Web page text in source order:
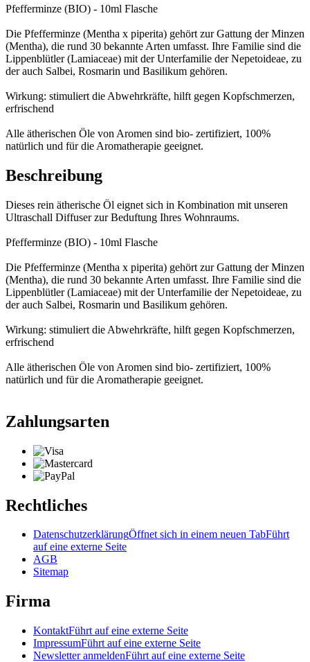
Pfefferminze (BIO) - 10ml Flasche
Die Pfefferminze (Mentha x piperita) gehört zur Gattung der Minzen
(Mentha), die rund 30 bekannte Arten umfasst. Ihre Familie sind die
Lippenblütler (Lamiaceae) mit der Unterfamilie der Nepetoideae, zu
der auch Salbei, Rosmarin und Basilikum gehören.
Wirkung: stimuliert die Abwehrkräfte, hilft gegen Kopfschmerzen,
erfrischend
Alle ätherischen Öle von Aromen sind bio- zertifiziert, 100%
natürlich und für die Aromatherapie geeignet.
Beschreibung
Dieses rein ätherische Öl eignet sich in Kombination mit unseren
Ultraschall Diffuser zur Beduftung Ihres Wohnraums.
Pfefferminze (BIO) - 10ml Flasche
Die Pfefferminze (Mentha x piperita) gehört zur Gattung der Minzen
(Mentha), die rund 30 bekannte Arten umfasst. Ihre Familie sind die
Lippenblütler (Lamiaceae) mit der Unterfamilie der Nepetoideae, zu
der auch Salbei, Rosmarin und Basilikum gehören.
Wirkung: stimuliert die Abwehrkräfte, hilft gegen Kopfschmerzen,
erfrischend
Alle ätherischen Öle von Aromen sind bio- zertifiziert, 100%
natürlich und für die Aromatherapie geeignet.
Zahlungsarten
Rechtliches
DatenschutzerklärungÖffnet sich in einem neuen TabFührt
auf eine externe Seite
AGB
Sitemap
Firma
KontaktFührt auf eine externe Seite
ImpressumFührt auf eine externe Seite
Newsletter anmeldenFührt auf eine externe Seite